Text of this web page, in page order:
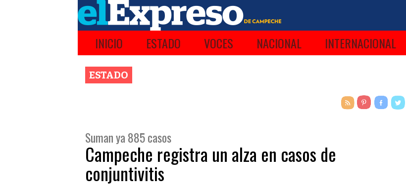
INICIO ESTADO VOCES NACIONAL INTERNACIONAL
ESTADO
Suman ya 885 casos
Campeche registra un alza en casos de
conjuntivitis